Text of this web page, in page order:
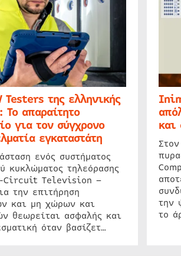
Testers της ελληνικής
Το απαραίτητο
για τον σύγχρονο
εγκαταστάτη
ενός συστήματος
κυκλώματος τηλεόρασης
Circuit Television –
την επιτήρηση
και μη χώρων και
θεωρείται ασφαλής και
όταν βασίζετ…
και
την
το